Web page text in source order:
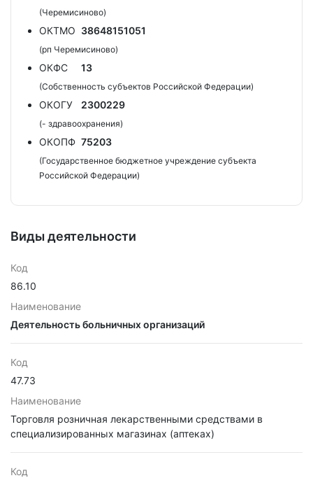
(Черемисиново)
ОКТМО 38648151051
(рп Черемисиново)
ОКФС 13
(Собственность субъектов Российской Федерации)
ОКОГУ 2300229
(- здравоохранения)
ОКОПФ 75203
(Государственное бюджетное учреждение субъекта
Российской Федерации)
Виды деятельности
Код
86.10
Наименование
Деятельность больничных организаций
Код
47.73
Наименование
Торговля розничная лекарственными средствами в
специализированных магазинах (аптеках)
Код